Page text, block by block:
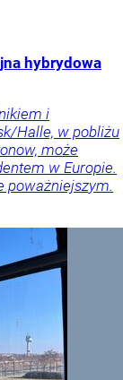
hybrydowa
i
Halle, w pobliżu
może
w Europie.
poważniejszym.